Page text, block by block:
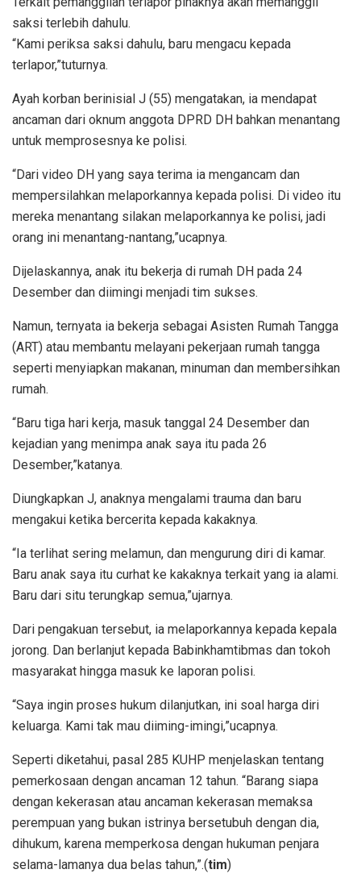
saksi terlebih dahulu.
“Kami periksa saksi dahulu, baru mengacu kepada
terlapor,”tuturnya.
Ayah korban berinisial J (55) mengatakan, ia mendapat
ancaman dari oknum anggota DPRD DH bahkan menantang
untuk memprosesnya ke polisi.
“Dari video DH yang saya terima ia mengancam dan
mempersilahkan melaporkannya kepada polisi. Di video itu
mereka menantang silakan melaporkannya ke polisi, jadi
orang ini menantang-nantang,”ucapnya.
Dijelaskannya, anak itu bekerja di rumah DH pada 24
Desember dan diimingi menjadi tim sukses.
Namun, ternyata ia bekerja sebagai Asisten Rumah Tangga
(ART) atau membantu melayani pekerjaan rumah tangga
seperti menyiapkan makanan, minuman dan membersihkan
rumah.
“Baru tiga hari kerja, masuk tanggal 24 Desember dan
kejadian yang menimpa anak saya itu pada 26
Desember,”katanya.
Diungkapkan J, anaknya mengalami trauma dan baru
mengakui ketika bercerita kepada kakaknya.
“Ia terlihat sering melamun, dan mengurung diri di kamar.
Baru anak saya itu curhat ke kakaknya terkait yang ia alami.
Baru dari situ terungkap semua,”ujarnya.
Dari pengakuan tersebut, ia melaporkannya kepada kepala
jorong. Dan berlanjut kepada Babinkhamtibmas dan tokoh
masyarakat hingga masuk ke laporan polisi.
“Saya ingin proses hukum dilanjutkan, ini soal harga diri
keluarga. Kami tak mau diiming-imingi,”ucapnya.
Seperti diketahui, pasal 285 KUHP menjelaskan tentang
pemerkosaan dengan ancaman 12 tahun. “Barang siapa
dengan kekerasan atau ancaman kekerasan memaksa
perempuan yang bukan istrinya bersetubuh dengan dia,
dihukum, karena memperkosa dengan hukuman penjara
selama-lamanya dua belas tahun,”.(tim)